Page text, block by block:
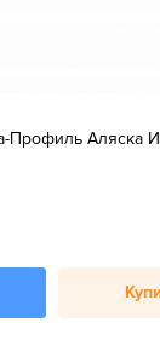
Профиль Аляска